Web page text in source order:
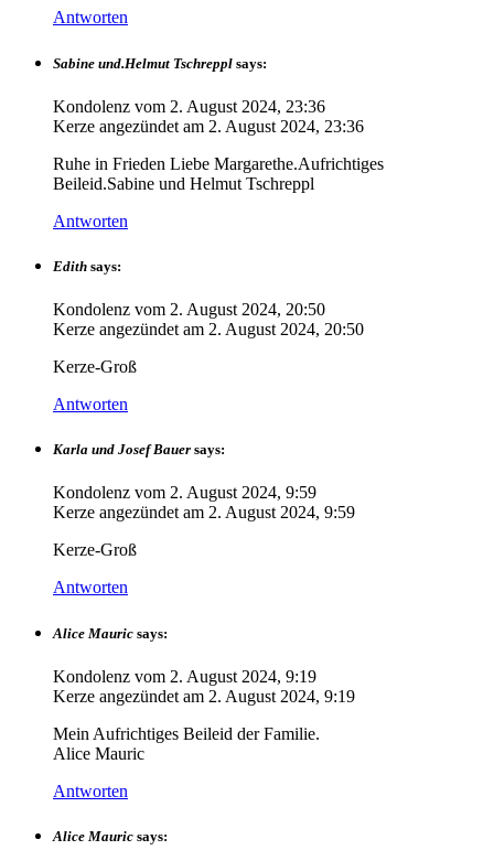
Antworten
Sabine und.Helmut Tschreppl says:
Kondolenz vom 2. August 2024, 23:36
Kerze angezündet am 2. August 2024, 23:36
Ruhe in Frieden Liebe Margarethe.Aufrichtiges
Beileid.Sabine und Helmut Tschreppl
Antworten
Edith says:
Kondolenz vom 2. August 2024, 20:50
Kerze angezündet am 2. August 2024, 20:50
Kerze-Groß
Antworten
Karla und Josef Bauer says:
Kondolenz vom 2. August 2024, 9:59
Kerze angezündet am 2. August 2024, 9:59
Kerze-Groß
Antworten
Alice Mauric says:
Kondolenz vom 2. August 2024, 9:19
Kerze angezündet am 2. August 2024, 9:19
Mein Aufrichtiges Beileid der Familie.
Alice Mauric
Antworten
Alice Mauric says: